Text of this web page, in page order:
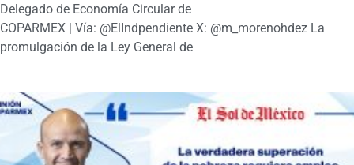
Delegado de Economía Circular de
COPARMEX | Vía: @ElIndpendiente X: @m_morenohdez La
promulgación de la Ley General de